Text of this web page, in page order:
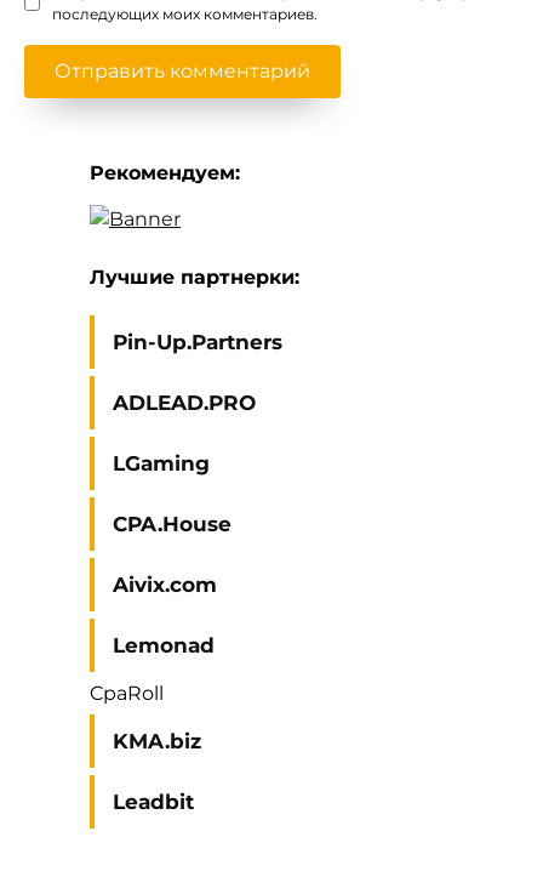
последующих моих комментариев.
Рекомендуем:
Лучшие партнерки:
Pin-Up.Partners
ADLEAD.PRO
LGaming
CPA.House
Aivix.com
Lemonad
CpaRoll
KMA.biz
Leadbit